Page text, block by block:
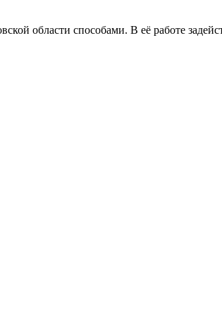
области способами. В её работе